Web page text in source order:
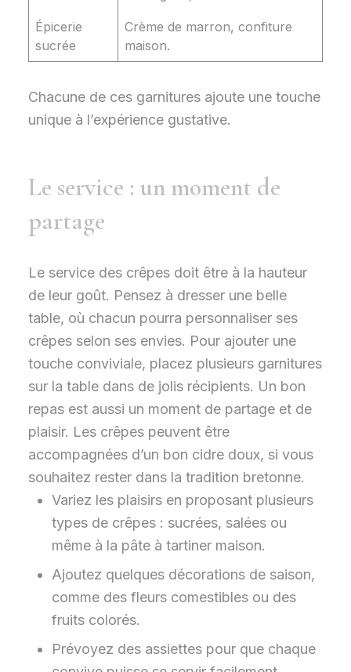
Épicerie
sucrée
Crème de marron, confiture
maison.
Chacune de ces garnitures ajoute une touche
unique à l’expérience gustative.
Le service : un moment de
partage
Le service des crêpes doit être à la hauteur
de leur goût. Pensez à dresser une belle
table, où chacun pourra personnaliser ses
crêpes selon ses envies. Pour ajouter une
touche conviviale, placez plusieurs garnitures
sur la table dans de jolis récipients. Un bon
repas est aussi un moment de partage et de
plaisir. Les crêpes peuvent être
accompagnées d’un bon cidre doux, si vous
souhaitez rester dans la tradition bretonne.
Variez les plaisirs en proposant plusieurs
types de crêpes : sucrées, salées ou
même à la pâte à tartiner maison.
Ajoutez quelques décorations de saison,
comme des fleurs comestibles ou des
fruits colorés.
Prévoyez des assiettes pour que chaque